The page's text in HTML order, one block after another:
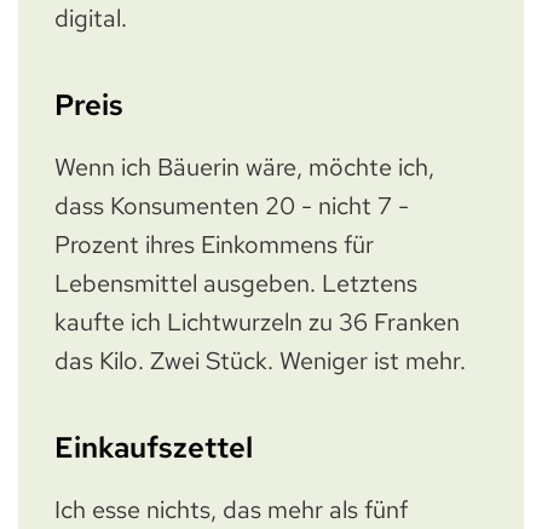
digital.
Preis
Wenn ich Bäuerin wäre, möchte ich,
dass Konsumenten 20 - nicht 7 -
Prozent ihres Einkommens für
Lebensmittel ausgeben. Letztens
kaufte ich Lichtwurzeln zu 36 Franken
das Kilo. Zwei Stück. Weniger ist mehr.
Einkaufszettel
Ich esse nichts, das mehr als fünf